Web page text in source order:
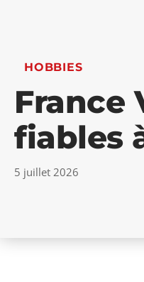
HOBBIES
France
fiables
5 juillet 2026